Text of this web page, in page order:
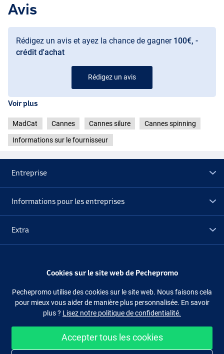
Avis
Rédigez un avis et ayez la chance de gagner 100€, -
crédit d'achat
Rédigez un avis
Voir plus
MadCat Cannes Cannes silure Cannes spinning
Informations sur le fournisseur
Entreprise
Informations pour les entreprises
Extra
Suivez-nous Facebook Instagram
Cookies sur le site web de Pechepromo
Pechepromo utilise des cookies sur le site web. Nous faisons cela
pour mieux vous aider de manière plus personnalisée. En savoir
plus ? Lisez notre politique de confidentialité.
Accepter tous les cookies